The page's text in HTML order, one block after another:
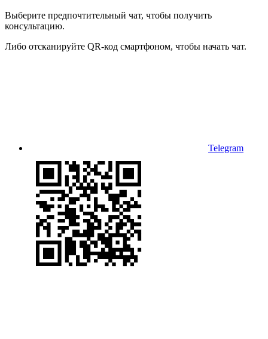
Выберите предпочтительный чат, чтобы получить
консультацию.
Либо отсканируйте QR-код смартфоном, чтобы начать чат.
Telegram